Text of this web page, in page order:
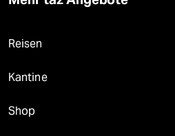
Reisen
Kantine
Shop